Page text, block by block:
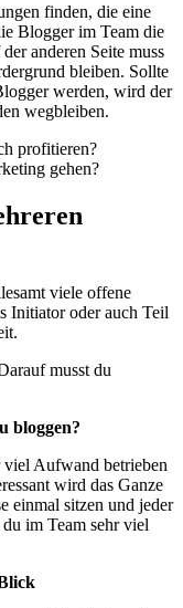
finden, die eine
Blogger im Team die
anderen Seite muss
bleiben. Sollte
werden, wird der
wegbleiben.
profitieren?
gehen?
viele offene
Initiator oder auch Teil
musst du
bloggen?
viel Aufwand betrieben
wird das Ganze
einmal sitzen und jeder
im Team sehr viel